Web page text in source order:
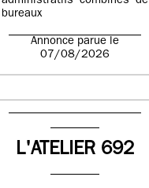
bureaux
Annonce parue le
07/08/2026
L'ATELIER 692